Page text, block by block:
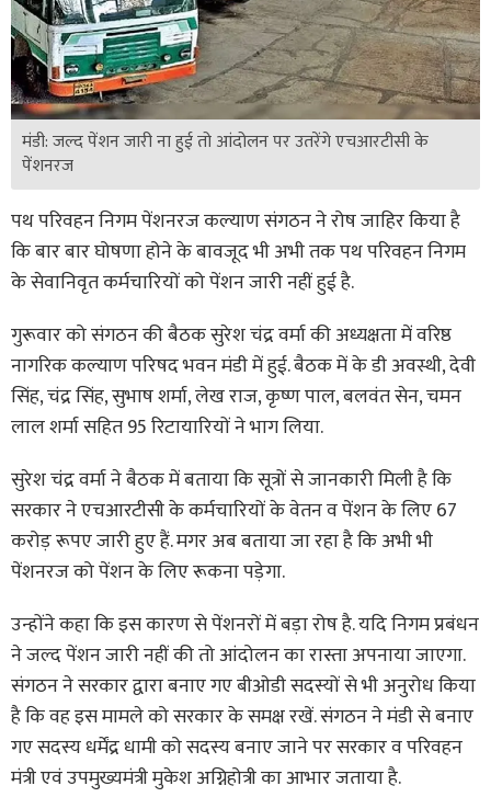
मंडी: जल्द पेंशन जारी ना हुई तो आंदोलन पर उतरेंगे एचआरटीसी के
पेंशनरज
पथ परिवहन निगम पेंशनरज कल्याण संगठन ने रोष जाहिर किया है
कि बार बार घोषणा होने के बावजूद भी अभी तक पथ परिवहन निगम
के सेवानिवृत कर्मचारियों को पेंशन जारी नहीं हुई है.
गुरूवार को संगठन की बैठक सुरेश चंद्र वर्मा की अध्यक्षता में वरिष्ठ
नागरिक कल्याण परिषद भवन मंडी में हुई. बैठक में के डी अवस्थी, देवी
सिंह, चंद्र सिंह, सुभाष शर्मा, लेख राज, कृष्ण पाल, बलवंत सेन, चमन
लाल शर्मा सहित 95 रिटायारियों ने भाग लिया.
सुरेश चंद्र वर्मा ने बैठक में बताया कि सूत्रों से जानकारी मिली है कि
सरकार ने एचआरटीसी के कर्मचारियों के वेतन व पेंशन के लिए 67
करोड़ रूपए जारी हुए हैं. मगर अब बताया जा रहा है कि अभी भी
पेंशनरज को पेंशन के लिए रूकना पड़ेगा.
उन्होंने कहा कि इस कारण से पेंशनरों में बड़ा रोष है. यदि निगम प्रबंधन
ने जल्द पेंशन जारी नहीं की तो आंदोलन का रास्ता अपनाया जाएगा.
संगठन ने सरकार द्वारा बनाए गए बीओडी सदस्यों से भी अनुरोध किया
है कि वह इस मामले को सरकार के समक्ष रखें. संगठन ने मंडी से बनाए
गए सदस्य धर्मेंद्र धामी को सदस्य बनाए जाने पर सरकार व परिवहन
मंत्री एवं उपमुख्यमंत्री मुकेश अग्निहोत्री का आभार जताया है.